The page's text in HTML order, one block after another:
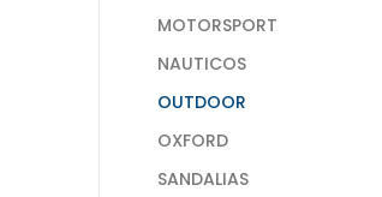
MOTORSPORT
NAUTICOS
OUTDOOR
OXFORD
SANDALIAS